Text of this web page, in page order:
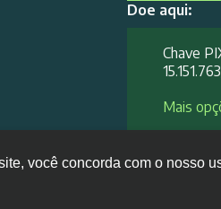
Doe aqui:
Chave
Mais
você concorda com o nosso